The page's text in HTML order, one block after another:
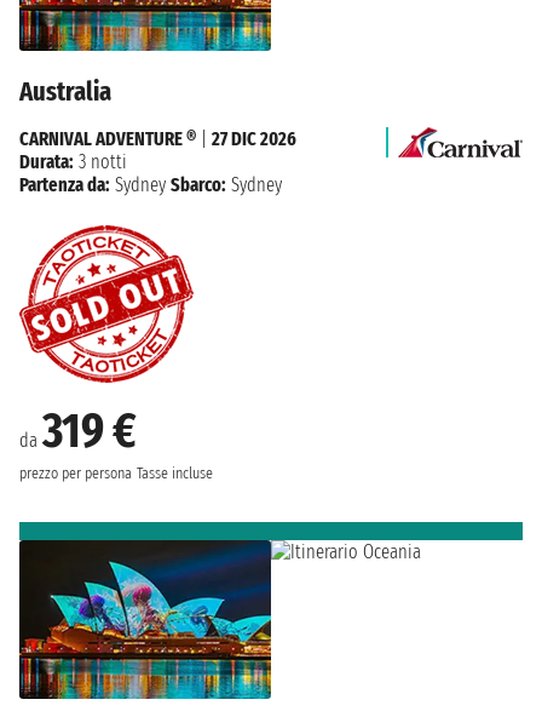
Australia
da319 €
prezzo per persona Tasse incluse
CARNIVAL ADVENTURE ®
27 DIC 2026
Durata: 3 notti
Partenza da: Sydney Sbarco: Sydney